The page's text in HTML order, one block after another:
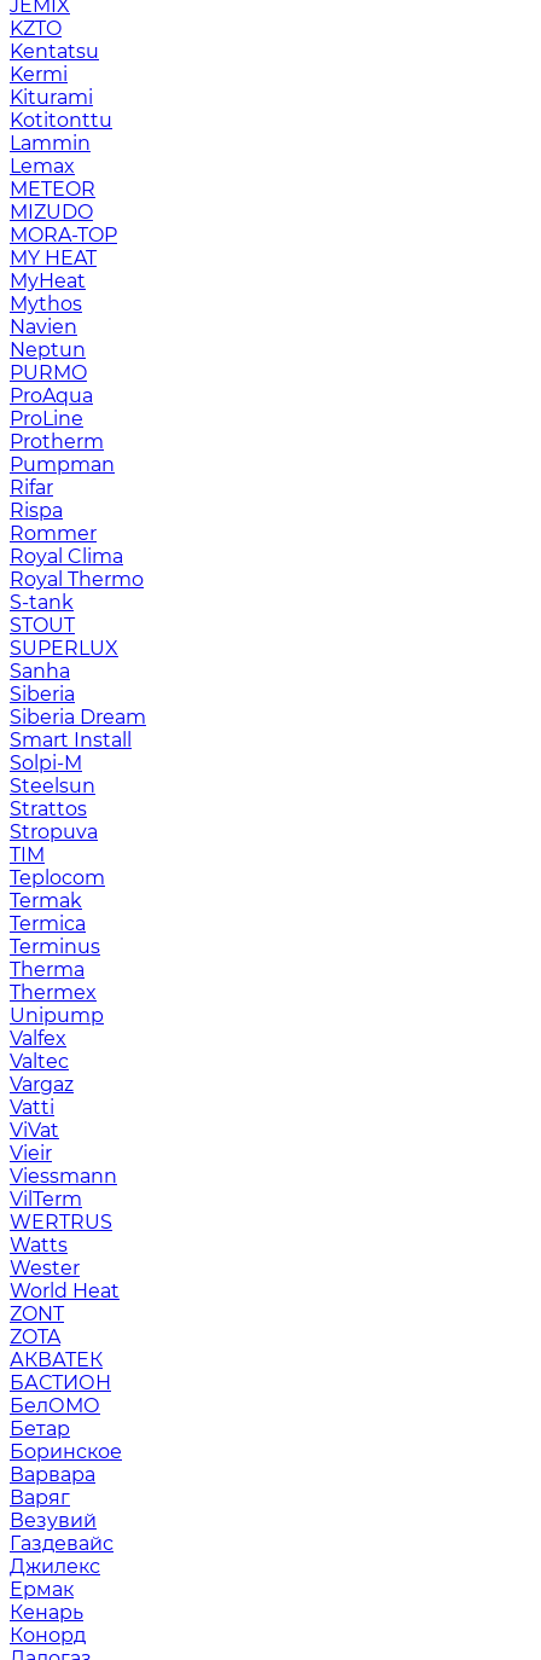
JEMIX
KZTO
Kentatsu
Kermi
Kiturami
Kotitonttu
Lammin
Lemax
METEOR
MIZUDO
MORA-TOP
MY HEAT
MyHeat
Mythos
Navien
Neptun
PURMO
ProAqua
ProLine
Protherm
Pumpman
Rifar
Rispa
Rommer
Royal Clima
Royal Thermo
S-tank
STOUT
SUPERLUX
Sanha
Siberia
Siberia Dream
Smart Install
Solpi-M
Steelsun
Strattos
Stropuva
TIM
Teplocom
Termak
Termica
Terminus
Therma
Thermex
Unipump
Valfex
Valtec
Vargaz
Vatti
ViVat
Vieir
Viessmann
VilTerm
WERTRUS
Watts
Wester
World Heat
ZONT
ZOTA
АКВАТЕК
БАСТИОН
БелОМО
Бетар
Боринское
Варвара
Варяг
Везувий
Газдевайс
Джилекс
Ермак
Кенарь
Конорд